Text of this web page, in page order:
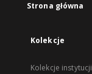
Strona główna
Kolekcje
Kolekcje instytucji